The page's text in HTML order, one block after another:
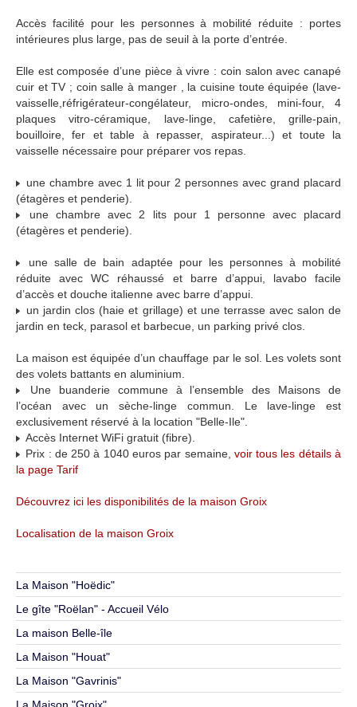
Accès facilité pour les personnes à mobilité réduite : portes
intérieures plus large, pas de seuil à la porte d’entrée.
Elle est composée d’une pièce à vivre : coin salon avec canapé
cuir et TV ; coin salle à manger , la cuisine toute équipée (lave-
vaisselle,réfrigérateur-congélateur, micro-ondes, mini-four, 4
plaques vitro-céramique, lave-linge, cafetière, grille-pain,
bouilloire, fer et table à repasser, aspirateur...) et toute la
vaisselle nécessaire pour préparer vos repas.
une chambre avec 1 lit pour 2 personnes avec grand placard
(étagères et penderie).
une chambre avec 2 lits pour 1 personne avec placard
(étagères et penderie).
une salle de bain adaptée pour les personnes à mobilité
réduite avec WC réhaussé et barre d’appui, lavabo facile
d’accès et douche italienne avec barre d’appui.
un jardin clos (haie et grillage) et une terrasse avec salon de
jardin en teck, parasol et barbecue, un parking privé clos.
La maison est équipée d’un chauffage par le sol. Les volets sont
des volets battants en aluminium.
Une buanderie commune à l’ensemble des Maisons de
l’océan avec un sèche-linge commun. Le lave-linge est
exclusivement réservé à la location "Belle-Ile".
Accès Internet WiFi gratuit (fibre).
Prix : de 250 à 1040 euros par semaine, voir tous les détails à
la page Tarif
Découvrez ici les disponibilités de la maison Groix
Localisation de la maison Groix
La Maison "Hoëdic"
Le gîte "Roëlan" - Accueil Vélo
La maison Belle-île
La Maison "Houat"
La Maison "Gavrinis"